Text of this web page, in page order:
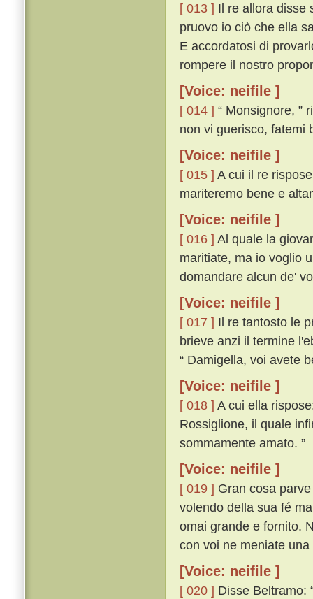
[ 013 ] Il re allora disse
pruovo io ciò che ella
E accordatosi di
rompere il nostro
[Voice: neifile ]
[ 014 ] “ Monsignore, ”
non vi guerisco, fatemi
[Voice: neifile ]
[ 015 ] A cui il re
mariteremo bene e
[Voice: neifile ]
[ 016 ] Al quale la
maritiate, ma io voglio
domandare alcun de'
[Voice: neifile ]
[ 017 ] Il re tantosto le
brieve anzi il termine
“ Damigella, voi avete
[Voice: neifile ]
[ 018 ] A cui ella
Rossiglione, il quale
sommamente amato. ”
[Voice: neifile ]
[ 019 ] Gran cosa
volendo della sua fé
omai grande e fornito.
con voi ne meniate
[Voice: neifile ]
[ 020 ] Disse Beltramo: